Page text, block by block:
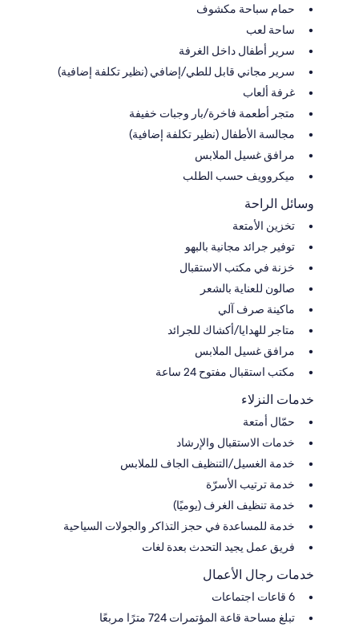
حمام سباحة مكشوف
ساحة لعب
سرير أطفال داخل الغرفة
سرير مجاني قابل للطي/إضافي (نظير تكلفة إضافية)
غرفة ألعاب
متجر أطعمة فاخرة/بار وجبات خفيفة
مجالسة الأطفال (نظير تكلفة إضافية)
مرافق غسيل الملابس
ميكروويف حسب الطلب
وسائل الراحة
تخزين الأمتعة
توفير جرائد مجانية بالبهو
خزنة في مكتب الاستقبال
صالون للعناية بالشعر
ماكينة صرف آلي
متاجر للهدايا/أكشاك للجرائد
مرافق غسيل الملابس
مكتب استقبال مفتوح 24 ساعة
خدمات النزلاء
حمّال أمتعة
خدمات الاستقبال والإرشاد
خدمة الغسيل/التنظيف الجاف للملابس
خدمة ترتيب الأسرّة
خدمة تنظيف الغرف (يوميًا)
خدمة للمساعدة في حجز التذاكر والجولات السياحية
فريق عمل يجيد التحدث بعدة لغات
خدمات رجال الأعمال
6 قاعات اجتماعات
تبلغ مساحة قاعة المؤتمرات 724 مترًا مربعًا